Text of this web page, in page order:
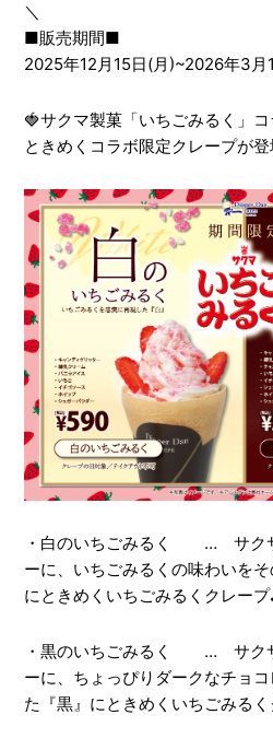
＼
■販売期間■
2025年12月15日(月)~2026年3月
🍓サクマ製菓「いちごみるく
ときめくコラボ限定クレープが
・白のいちごみるく … サクサ
ーに、いちごみるくの味わいをそ
にときめくいちごみるくクレー
・黒のいちごみるく … サクサ
ーに、ちょっぴりダークなチョ
た『黒』にときめくいちごみる